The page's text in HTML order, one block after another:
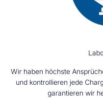
Wir haben höchste
und kontrollieren jede
garantieren wir